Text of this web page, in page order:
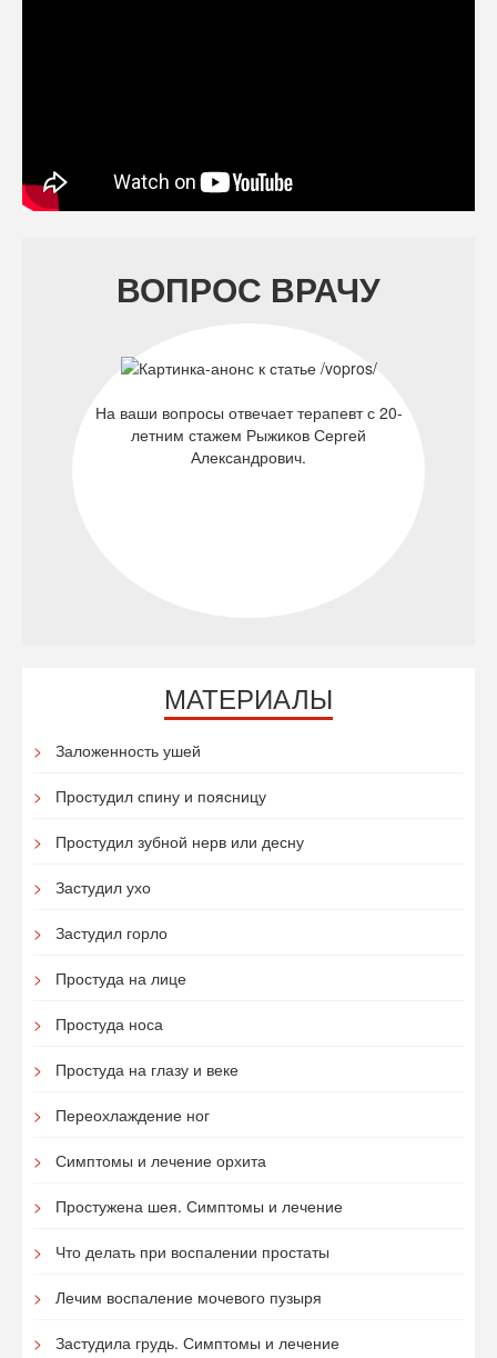
ВОПРОС ВРАЧУ
На ваши вопросы отвечает терапевт с 20-
летним стажем Рыжиков Сергей
Александрович.
МАТЕРИАЛЫ
Заложенность ушей
Простудил спину и поясницу
Простудил зубной нерв или десну
Застудил ухо
Застудил горло
Простуда на лице
Простуда носа
Простуда на глазу и веке
Переохлаждение ног
Симптомы и лечение орхита
Простужена шея. Симптомы и лечение
Что делать при воспалении простаты
Лечим воспаление мочевого пузыря
Застудила грудь. Симптомы и лечение